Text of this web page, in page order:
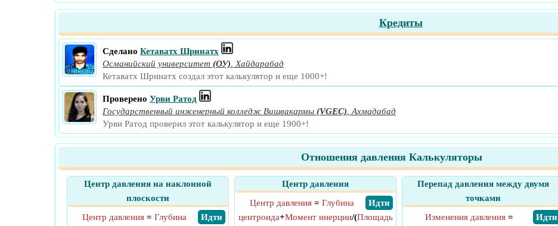
Кредиты
Сделано Кетаватх Шринатх
Османийский университет (ОУ)
Хайдарабад
Кетаватх Шринатх создал этот калькулятор и еще 1000+!
Проверено Урви Ратод
Государственный инженерный колледж Вишвакармы (VGEC) Ахмадабад
Урви Ратод проверил этот калькулятор и еще 1900+!
Отношения давления Калькуляторы
Центр давления на наклонной
плоскости
​ Идти
Центр давления= Глубина
Центр давления
​ Идти
Центр давления= Глубина
центроида+Момент инерции/(Площадь
Перепад давления между двумя
точками
​ Идти
Изменения давления =